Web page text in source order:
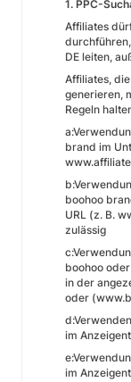
1. PPC-
Affiliates
DE leiten,
Affiliates,
generieren,
Regeln
brand im
boohoo
URL (z. B.
zulässig
boohoo
in der
oder
im
im